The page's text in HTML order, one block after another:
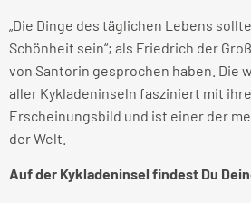
„Die Dinge des täglichen Lebens
Schönheit sein“; als Friedrich der
von Santorin gesprochen haben. Die
aller Kykladeninseln fasziniert mit
Erscheinungsbild und ist einer der
der Welt.
Auf der Kykladeninsel findest Du